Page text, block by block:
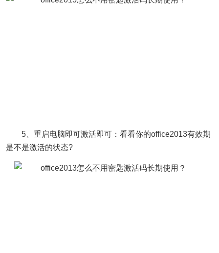
5、重启电脑即可激活即可：看看你的office2013有效期
是不是激活的状态?